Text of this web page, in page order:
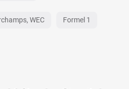
WEC Formel 1